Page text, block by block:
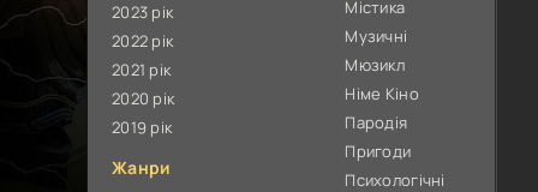
2023 рік
2022 рік
2021 рік
2020 рік
2019 рік
Жанри
Містика
Музичні
Мюзикл
Німе Кіно
Пародія
Пригоди
Психологічні